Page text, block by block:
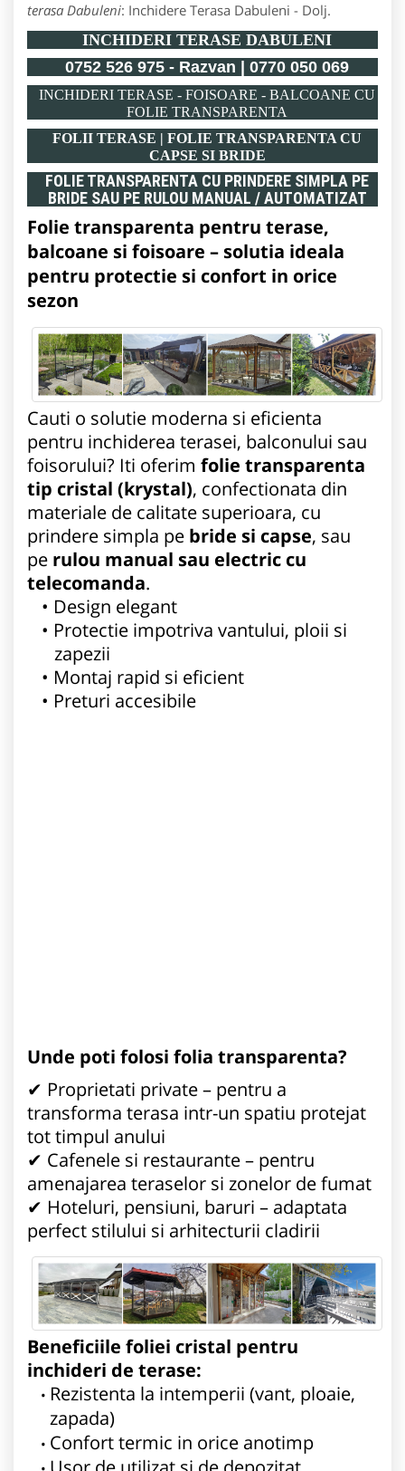
terasa Dabuleni: Inchidere Terasa Dabuleni - Dolj.
INCHIDERI TERASE DABULENI
0752 526 975 - Razvan | 0770 050 069
INCHIDERI TERASE - FOISOARE - BALCOANE CU
FOLIE TRANSPARENTA
FOLII TERASE | FOLIE TRANSPARENTA CU
CAPSE SI BRIDE
FOLIE TRANSPARENTA CU PRINDERE SIMPLA PE
BRIDE SAU PE RULOU MANUAL / AUTOMATIZAT
Folie transparenta pentru terase,
balcoane si foisoare – solutia ideala
pentru protectie si confort in orice
sezon
Cauti o solutie moderna si eficienta
pentru inchiderea terasei, balconului sau
foisorului? Iti oferim folie transparenta
tip cristal (krystal), confectionata din
materiale de calitate superioara, cu
prindere simpla pe bride si capse, sau
pe rulou manual sau electric cu
telecomanda.
Design elegant
Protectie impotriva vantului, ploii si
zapezii
Montaj rapid si eficient
Preturi accesibile
Unde poti folosi folia transparenta?
✔ Proprietati private – pentru a
transforma terasa intr-un spatiu protejat
tot timpul anului
✔ Cafenele si restaurante – pentru
amenajarea teraselor si zonelor de fumat
✔ Hoteluri, pensiuni, baruri – adaptata
perfect stilului si arhitecturii cladirii
Beneficiile foliei cristal pentru
inchideri de terase:
Rezistenta la intemperii (vant, ploaie,
zapada)
Confort termic in orice anotimp